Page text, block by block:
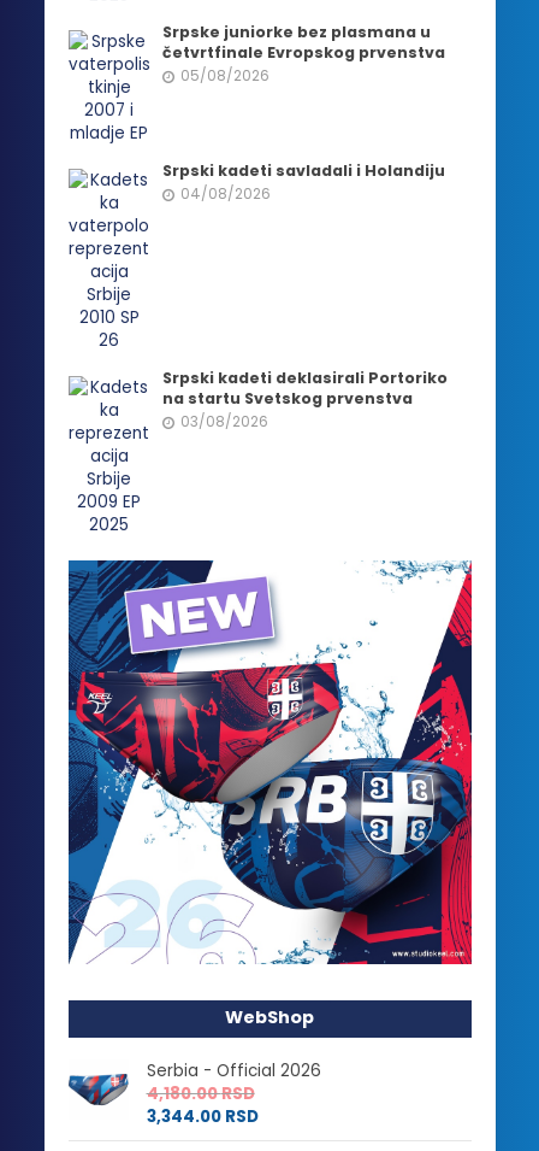
Srpske juniorke bez plasmana u
četvrtfinale Evropskog prvenstva
05/08/2026
Srpski kadeti savladali i Holandiju
04/08/2026
Srpski kadeti deklasirali Portoriko
na startu Svetskog prvenstva
03/08/2026
WebShop
Serbia - Official 2026
4,180.00RSD
3,344.00 RSD